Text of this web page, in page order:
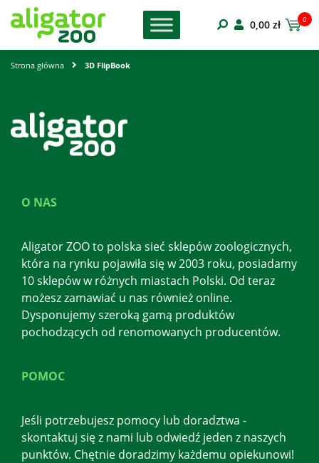
0,00 zł 0
Strona główna 3D FlipBook
O NAS
Aligator ZOO to polska sieć sklepów zoologicznych,
która na rynku pojawiła się w 2003 roku, posiadamy
10 sklepów w różnych miastach Polski. Od teraz
możesz zamawiać u nas również online.
Dysponujemy szeroką gamą produktów
pochodzących od renomowanych producentów.
POMOC
Jeśli potrzebujesz pomocy lub doradztwa -
skontaktuj się z nami lub odwiedź jeden z naszych
punktów. Chętnie doradzimy każdemu opiekunowi!